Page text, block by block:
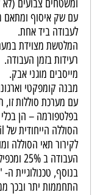
ומשטחים צבועים (לא
עם שק איסוף ומתאם
לעבודה ביד אחת.
רעידות בזמן העבודה.
מייסבים מוגני אבק.
מבנה קומפקטי
עם מערכת סוללות זו,
בפלטפורמה – הן בכלי
לקירור תאי הסוללה
העבודה ב 25% ומכפיל את חיי הסוללה.
התחממות יתר ובכך